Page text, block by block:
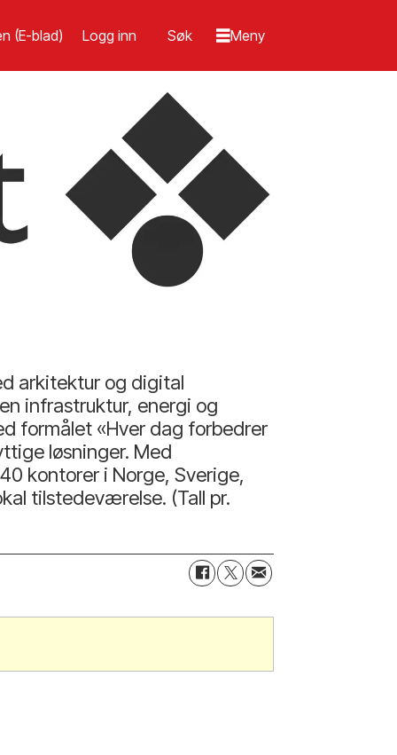
(E-blad) Logg inn
arkitektur og digital
infrastruktur, energi og
formålet «Hver dag forbedrer
løsninger. Med
kontorer i Norge, Sverige,
tilstedeværelse. (Tall pr.